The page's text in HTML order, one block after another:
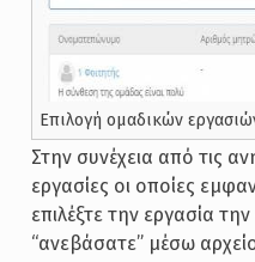
Επιλογή ομαδικών
Στην συνέχεια από τις
εργασίες οι οποίες
επιλέξτε την εργασία
“ανεβάσατε” μέσω